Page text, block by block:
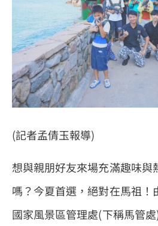
(記者孟倩玉報導)
想與親朋好友來場充滿趣味與
嗎？今夏首選，絕對在馬祖！
國家風景區管理處(下稱馬管